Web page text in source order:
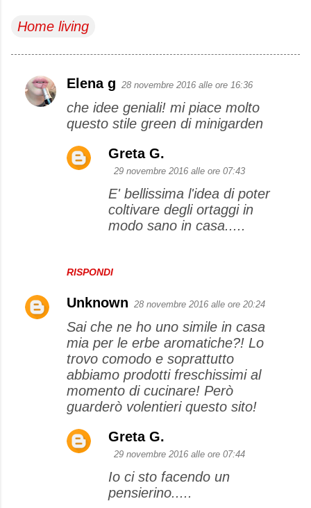
Home living
C
Elena g 28 novembre 2016 alle ore 16:36
che idee geniali! mi piace molto
questo stile green di minigarden
RISPONDI
Greta G.
29 novembre 2016 alle ore 07:43
E' bellissima l'idea di poter
coltivare degli ortaggi in
modo sano in casa.....
Unknown 28 novembre 2016 alle ore 20:24
Sai che ne ho uno simile in casa
mia per le erbe aromatiche?! Lo
trovo comodo e soprattutto
abbiamo prodotti freschissimi al
momento di cucinare! Però
guarderò volentieri questo sito!
Greta G.
29 novembre 2016 alle ore 07:44
Io ci sto facendo un
pensierino.....